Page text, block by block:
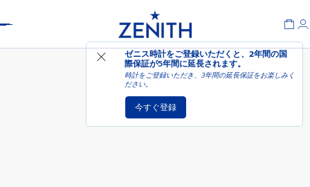
ゼニス時計をご登録いただくと、2年間の国
際保証が5年間に延長されます。
時計をご登録いただき、3年間の延長保証をお楽しみく
ださい。
今すぐ登録
エリート ムーンフェイズ オンライン入荷連絡を受け
取る